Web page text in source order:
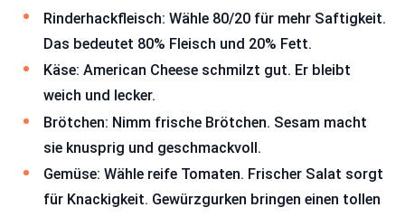
Rinderhackfleisch: Wähle 80/20 für mehr Saftigkeit.
Das bedeutet 80% Fleisch und 20% Fett.
Käse: American Cheese schmilzt gut. Er bleibt
weich und lecker.
Brötchen: Nimm frische Brötchen. Sesam macht
sie knusprig und geschmackvoll.
Gemüse: Wähle reife Tomaten. Frischer Salat sorgt
für Knackigkeit. Gewürzgurken bringen einen tollen